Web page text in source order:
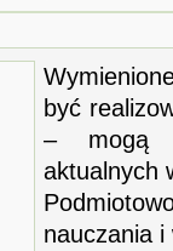
być
– mogą
aktualnych
nauczania i